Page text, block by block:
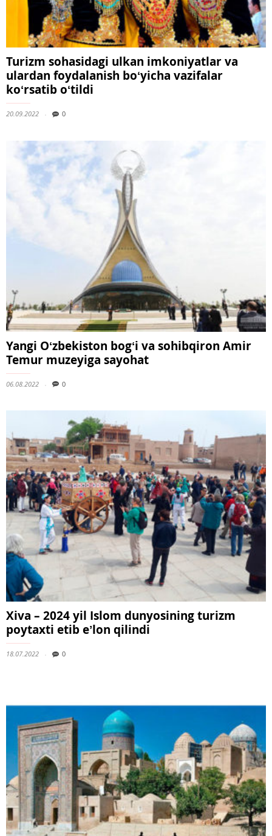
Turizm sohasidagi ulkan imkoniyatlar va
ulardan foydalanish boʻyicha vazifalar
koʻrsatib oʻtildi
20.09.2022 0
Yangi Oʻzbekiston bogʻi va sohibqiron Amir
Temur muzeyiga sayohat
06.08.2022 0
Xiva – 2024 yil Islom dunyosining turizm
poytaxti etib eʼlon qilindi
18.07.2022 0